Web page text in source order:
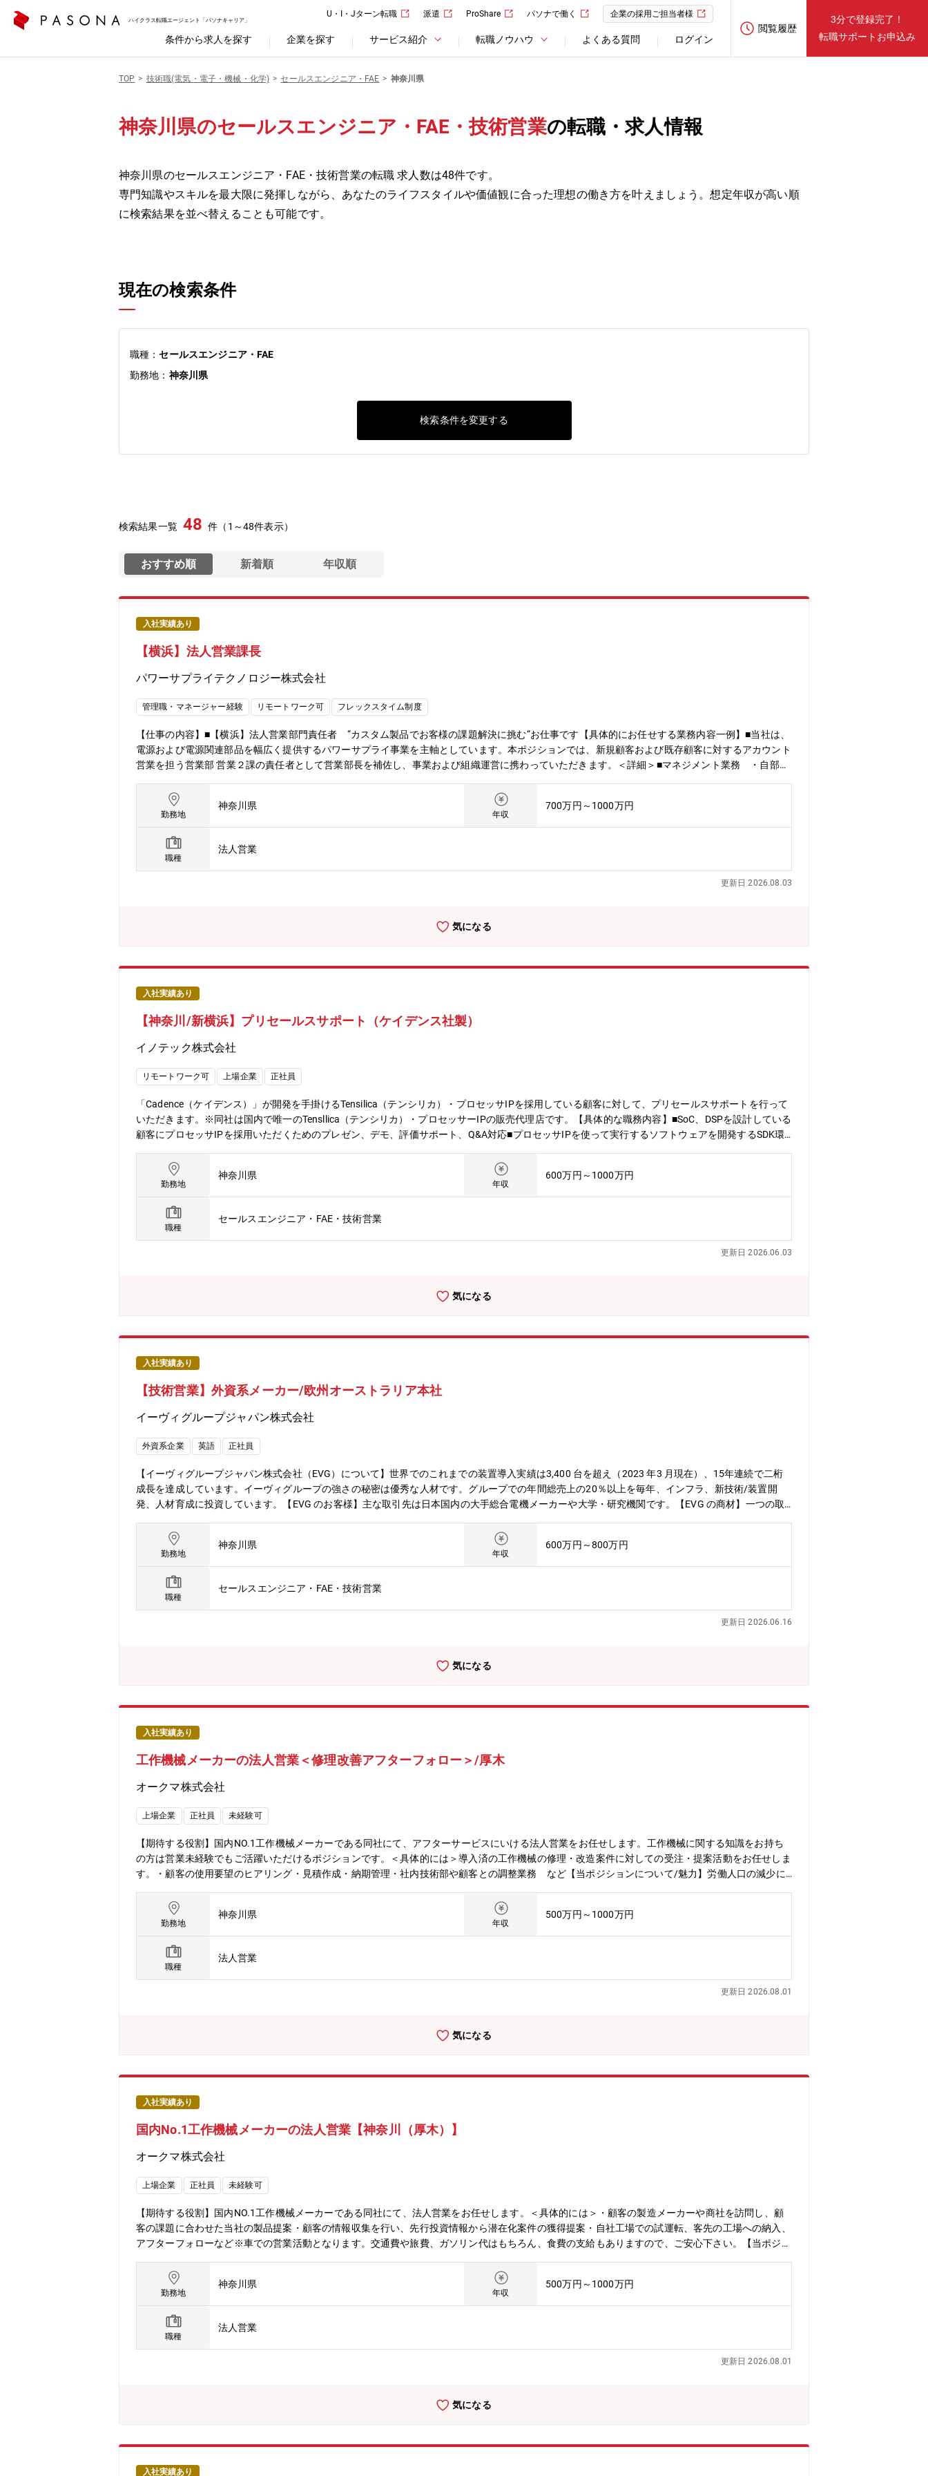
ハイクラス転職エージェント「パソナキャリア」
U・I・Jターン転職 派遣 ProShare パソナで働く 企業の採用ご担当者様
条件から求人を探す 企業を探す サービス紹介 転職ノウハウ よくある質問 ログイン
閲覧履歴
3分で登録完了！
転職サポートお申込み
TOP 技術職(電気・電子・機械・化学) セールスエンジニア・FAE 神奈川県
神奈川県のセールスエンジニア・FAE・技術営業の転職・求人情報
神奈川県のセールスエンジニア・FAE・技術営業の転職 求人数は48件です。
専門知識やスキルを最大限に発揮しながら、あなたのライフスタイルや価値観に合った理想の働き方を叶えましょう。想定年収が高い順
に検索結果を並べ替えることも可能です。
現在の検索条件
職種：セールスエンジニア・FAE
勤務地： 神奈川県
検索条件を変更する
検索結果一覧 48 件（1～48件表示）
おすすめ順 新着順 年収順
入社実績あり
【横浜】法人営業課長
パワーサプライテクノロジー株式会社
管理職・マネージャー経験 リモートワーク可 フレックスタイム制度
【仕事の内容】■【横浜】法人営業部門責任者 “カスタム製品でお客様の課題解決に挑む“お仕事です【具体的にお任せする業務内容一例】■当社は、
電源および電源関連部品を幅広く提供するパワーサプライ事業を主軸としています。本ポジションでは、新規顧客および既存顧客に対するアカウント
営業を担う営業部 営業２課の責任者として営業部長を補佐し、事業および組織運営に携わっていただきます。＜詳細＞■マネジメント業務 ・自部門
理店と連携した対象顧客への?並びに提案の実施■既存顧客対応 ・開発案件受注後の推進に向けた社内開発部門と顧客との間に入っての調整業務 ・
量産スタート後の先々の計画等の情報収集活動 ・既存顧客の訪問・フォローアップ ・新商品の提案・紹介 ・売上管理と報告 ・市場調査と競合
分析【この仕事の魅力】メーカ営業として沢山の出会い・チャンス・チャレンジができる。【配属先情報】■営業部（部長）ー営業２課（課長）【企
業・求人の特色】■パナソニック(株)から車載向けを除く電源・電源関連部品の開発・製造・販売事業譲受を受け誕生した企業■高圧電源市場にて国内
トップクラスのシェアを誇る電源メーカー
勤務地
神奈川県
年収
700万円～1000万円
職種
法人営業
更新日 2026.08.03
気になる
入社実績あり
【神奈川/新横浜】プリセールスサポート（ケイデンス社製）
イノテック株式会社
リモートワーク可 上場企業 正社員
「Cadence（ケイデンス）」が開発を手掛けるTensilica（テンシリカ）・プロセッサIPを採用している顧客に対して、プリセールスサポートを行って
いただきます。※同社は国内で唯一のTensllica（テンシリカ）・プロセッサーIPの販売代理店です。【具体的な職務内容】■SoC、DSPを設計している
顧客にプロセッサIPを採用いただくためのプレゼン、デモ、評価サポート、Q&A対応■プロセッサIPを使って実行するソフトウェアを開発するSDK環
え、メーカー側と英語によるメールでのやり取りが発生しますが、翻訳ツール等で対応可能です。※Cadence（ケイデンス）社の勉強会等について
は、日本での開催やオンライン開催が多くなっております。【主な顧客先】国内の半導体設計メーカー、カメラメーカー、事務機器メーカー等のシス
テムメーカーでSoCDSPを設計している企業【取扱製品】Cadence（ケイデンス）社※米国シリコンバレーに本社を構える半導体設計ソフトウェア及
びIPコア分野の企業※参考HP※https://www.innotech.co.jp/products/cadence.html【募集背景】昨今の半導体需要の高まりにより、顧客からの引き
合いが増えています。その中でもモバイル・ワイヤレス、ネットワーク・インフラ、車載用インフォテインメントおよび家庭用アプリケーションをタ
ーゲットとした組み込みデータや信号処理向けに最適化されたコンフィギュラブルなDPUを提供する「Tensilica」の製品の引き合いが増えており、現
在1名体制から組織強化のため増員による募集となります。【配属先】ICソリューション本部 第１技術部 HVSグループ■部署人数 90人弱 技
勤務地
神奈川県
年収
600万円～1000万円
職種
セールスエンジニア・FAE・技術営業
更新日 2026.06.03
気になる
入社実績あり
【技術営業】外資系メーカー/欧州オーストラリア本社
イーヴィグループジャパン株式会社
外資系企業 英語 正社員
【イーヴィグループジャパン株式会社（EVG）について】世界でのこれまでの装置導入実績は3,400 台を超え（2023 年3 月現在）、15年連続で二桁
成長を達成しています。イーヴィグループの強さの秘密は優秀な人材です。グループでの年間総売上の20％以上を毎年、インフラ、新技術/装置開
発、人材育成に投資しています。【EVG のお客様】主な取引先は日本国内の大手総合電機メーカーや大学・研究機関です。【EVG の商材】一つの取
す。【業務内容】半導体製造関連装置 販売・新規顧客の開拓など戦略的な営業・販売活動・市場調査・展示会出展・個別訪問などによる潜在顧客の
開拓・受注案件管理【入社後のお仕事】外出・出張のあるお仕事です。数年後には担当顧客をお任せし、上記の職責を担えるよう、入社後はまず下記
のようなセールスディレクターのサポート業務から始めて営業手法などを覚えていただきます。■受注済案件のプロジェクト進捗、および管理（各部
署（日本オフィス・オーストリア本社含む）との綿密な連携が必要です）■既存顧客との関係維持強化のための業務（先輩社員との同行顧客訪問含
む）(ア) 新規案件、導入装置の稼働状況、事業計画などを把握するためのヒアリング(イ) 弊社装置紹介、技術紹介■新規開拓営業チームと共に、市
場・製品別顧客情報を収集。それらを基に行動計画策定し、営業活動を行う。テクノロジー部と連携し、大学・研究機関・団体へアプローチ。展示
会・セミナーへの参加によるネットワーキング、来場者への後日フォローアップ営業。【その他】■業界未経験でも安心の教育体制製品・半導体製造
ム営業について一緒にチーム営業を行う先輩社員は経験豊富なリージョナルセールスマネージャーやセールスディレクターです。製品知識・技術情報
勤務地
神奈川県
年収
600万円～800万円
職種
セールスエンジニア・FAE・技術営業
更新日 2026.06.16
気になる
入社実績あり
工作機械メーカーの法人営業＜修理改善アフターフォロー＞/厚木
オークマ株式会社
上場企業 正社員 未経験可
【期待する役割】国内NO.1工作機械メーカーである同社にて、アフターサービスにいける法人営業をお任せします。工作機械に関する知識をお持ち
の方は営業未経験でもご活躍いただけるポジションです。＜具体的には＞導入済の工作機械の修理・改造案件に対しての受注・提案活動をお任せしま
す。・顧客の使用要望のヒアリング・見積作成・納期管理・社内技術部や顧客との調整業務 など【当ポジションについて/魅力】労働人口の減少に
本営業は、修理改善のアフターフォローに特化しより重要な役割を担います。【企業の業務概要/魅力】■同社について日本国内トップクラスのシェア
を誇る工作機械メーカーで技術志向が強いと評判です。他の工作機械メーカーでは制御装置に他社製品を使用しておりますが、同社は独自の技術で開
発し続けております。顧客のニーズに合わせた専用仕様を細部まで実現が可能。他の工作機械メーカとの製品優位性を高めています。■将来性スマー
トフォン、家電、自動車等の様々な製品の製造に欠かせない工作機械。様々な加工を行い、私たちの元に製品として届きます。「マザーマシン」であ
る工作機械は、これまで製造業の発展を支えてきました。工作機械業界の世界全体のマーケットは8兆円。今後も労働力人口が減少する製造業では、
工作機械を中心とした自動化・省人化をはかる設備の需要が増し、一層マーケットの拡大が期待できます。■評価について数字目標、等級における必
勤務地
神奈川県
年収
500万円～1000万円
職種
法人営業
更新日 2026.08.01
気になる
入社実績あり
国内No.1工作機械メーカーの法人営業【神奈川（厚木）】
オークマ株式会社
上場企業 正社員 未経験可
【期待する役割】国内NO.1工作機械メーカーである同社にて、法人営業をお任せします。＜具体的には＞・顧客の製造メーカーや商社を訪問し、顧
客の課題に合わせた当社の製品提案・顧客の情報収集を行い、先行投資情報から潜在化案件の獲得提案・自社工場での試運転、客先の工場への納入、
アフターフォローなど※車での営業活動となります。交通費や旅費、ガソリン代はもちろん、食費の支給もありますので、ご安心下さい。【当ポジシ
す。ご入社後まずは受注前の行程からお任せし、将来的に受注後もお任せする予定です。工作機械業界は近年完全なる製造の自働化を目指し、IT技術
を合わせた「ものづくりDXソリューション」を目指しております。同社は様々なソリューション提案を行っていきます。【企業の業務概要/魅力】■
同社について日本国内トップクラスのシェアを誇る工作機械メーカーで技術志向が強いと評判です。他の工作機械メーカーでは制御装置に他社製品を
使用しておりますが、同社は独自の技術で開発し続けております。顧客のニーズに合わせた専用仕様を細部まで実現が可能。他の工作機械メーカとの
製品優位性を高めています。■将来性スマートフォン、家電、自動車等の様々な製品の製造に欠かせない工作機械。様々な加工を行い、私たちの元に
製品として届きます。「マザーマシン」である工作機械は、これまで製造業の発展を支えてきました。工作機械業界の世界全体のマーケットは8兆
円。今後も労働力人口が減少する製造業では、工作機械を中心とした自動化・省人化をはかる設備の需要が増し、一層マーケットの拡大が期待できま
勤務地
神奈川県
年収
500万円～1000万円
職種
法人営業
更新日 2026.08.01
気になる
入社実績あり